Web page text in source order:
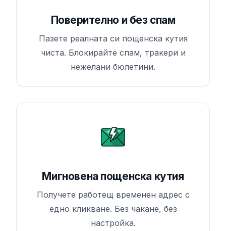
Поверително и без спам
Пазете реалната си пощенска кутия
чиста. Блокирайте спам, тракери и
нежелани бюлетини.
Мигновена пощенска кутия
Получете работещ временен адрес с
едно кликване. Без чакане, без
настройка.